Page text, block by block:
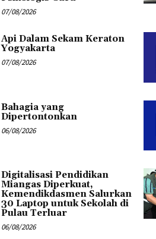
07/08/2026
Api Dalam Sekam Keraton
Yogyakarta
07/08/2026
Bahagia yang
Dipertontonkan
06/08/2026
Digitalisasi Pendidikan
Miangas Diperkuat,
Kemendikdasmen Salurkan
30 Laptop untuk Sekolah di
Pulau Terluar
06/08/2026